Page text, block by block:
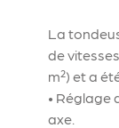
La
de
m²) et a
• Réglage
axe.